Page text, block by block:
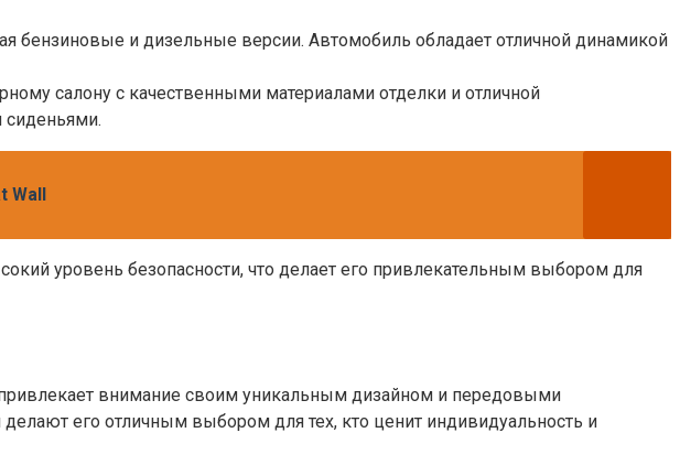
бензиновые и дизельные версии. Автомобиль обладает отличной динамикой
салону с качественными материалами отделки и отличной
уровень безопасности, что делает его привлекательным выбором для
внимание своим уникальным дизайном и передовыми
его отличным выбором для тех, кто ценит индивидуальность и